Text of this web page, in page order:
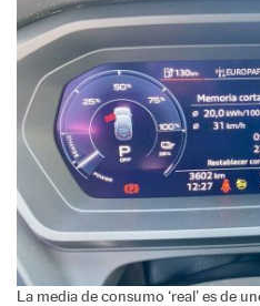
La media de consumo ‘real’ es de